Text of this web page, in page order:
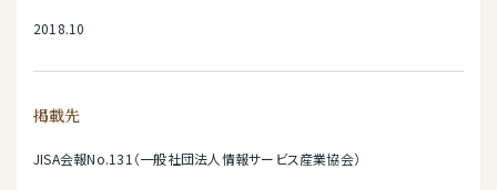
2018.10
掲載先
JISA会報No.131（一般社団法人情報サービス産業協会）